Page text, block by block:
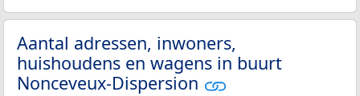
Aantal adressen, inwoners,
huishoudens en wagens in buurt
Nonceveux-Dispersion